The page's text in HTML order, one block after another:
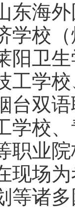
东海
学校
阳卫
工学
台双
学校
职业
现场
等诸